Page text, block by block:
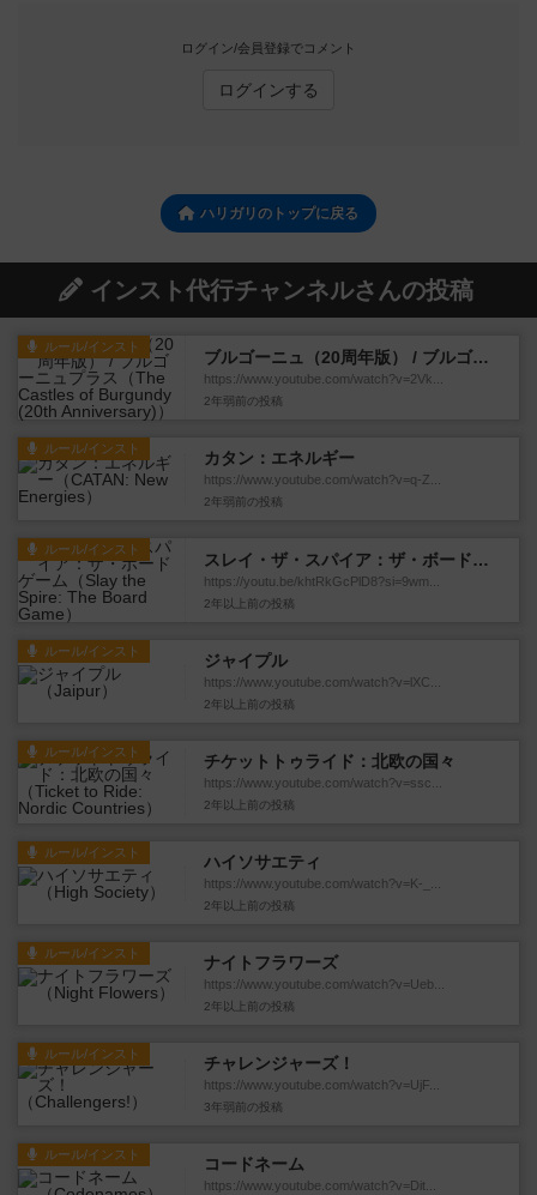
ログイン/会員登録でコメント
ログインする
ハリガリのトップに戻る
インスト代行チャンネルさんの投稿
ルール/インスト
ブルゴーニュ（20周年版） / ブルゴーニュプラス
https://www.youtube.com/watch?v=2Vk...
2年弱前 の投稿
ルール/インスト カタン：エネルギー
https://www.youtube.com/watch?v=q-Z...
2年弱前 の投稿
ルール/インスト
スレイ・ザ・スパイア：ザ・ボードゲーム
https://youtu.be/khtRkGcPlD8?si=9wm...
2年以上前 の投稿
ルール/インスト ジャイプル
https://www.youtube.com/watch?v=lXC...
2年以上前 の投稿
ルール/インスト チケットトゥライド：北欧の国々
https://www.youtube.com/watch?v=ssc...
2年以上前 の投稿
ルール/インスト ハイソサエティ
https://www.youtube.com/watch?v=K-_...
2年以上前 の投稿
ルール/インスト ナイトフラワーズ
https://www.youtube.com/watch?v=Ueb...
2年以上前 の投稿
ルール/インスト チャレンジャーズ！
https://www.youtube.com/watch?v=UjF...
3年弱前 の投稿
ルール/インスト コードネーム
https://www.youtube.com/watch?v=Dit...